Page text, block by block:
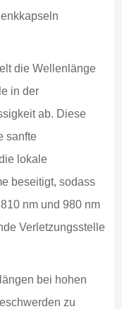
die Wellenlänge
in der
ab. Diese
sanfte
lokale
beseitigt, sodass
nm und 980 nm
Verletzungsstelle
bei hohen
zu